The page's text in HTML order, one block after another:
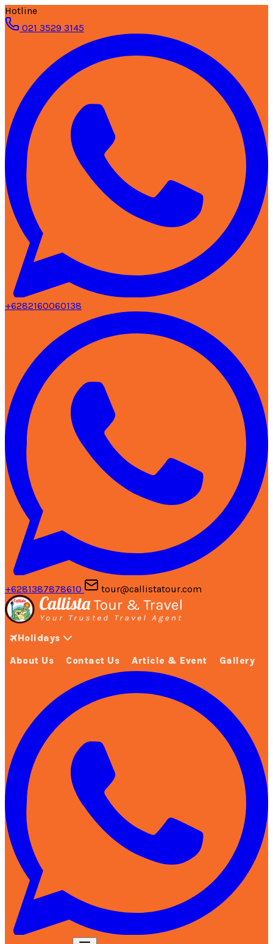
Hotline
021 3529 3145
+6282160060138
+6281387878610 tour@callistatour.com
Holidays
About Us Contact Us Article & Event Gallery